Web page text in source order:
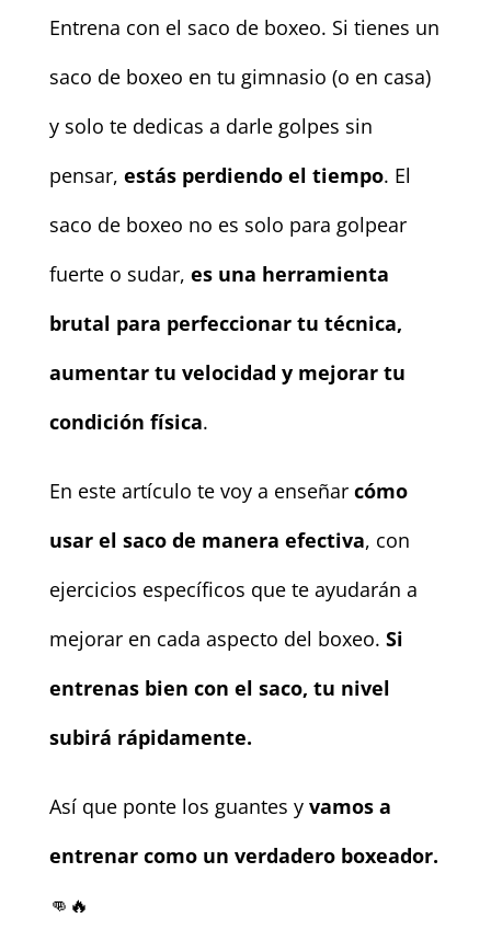
Entrena con el saco de boxeo. Si tienes un
saco de boxeo en tu gimnasio (o en casa)
y solo te dedicas a darle golpes sin
pensar, estás perdiendo el tiempo. El
saco de boxeo no es solo para golpear
fuerte o sudar, es una herramienta
brutal para perfeccionar tu técnica,
aumentar tu velocidad y mejorar tu
condición física.
En este artículo te voy a enseñar cómo
usar el saco de manera efectiva, con
ejercicios específicos que te ayudarán a
mejorar en cada aspecto del boxeo. Si
entrenas bien con el saco, tu nivel
subirá rápidamente.
Así que ponte los guantes y vamos a
entrenar como un verdadero boxeador.
👊🔥